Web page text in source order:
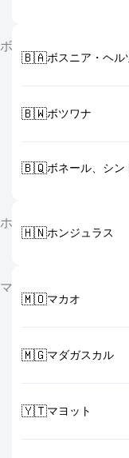
ボ
🇧🇦ボスニア・ヘル
🇧🇼ボツワナ
🇧🇶ボネール、シン
ホ
🇭🇳ホンジュラス
マ
🇲🇴マカオ
🇲🇬マダガスカル
🇾🇹マヨット